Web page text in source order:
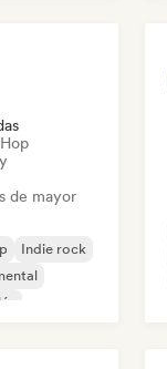
de mayor
Indie rock